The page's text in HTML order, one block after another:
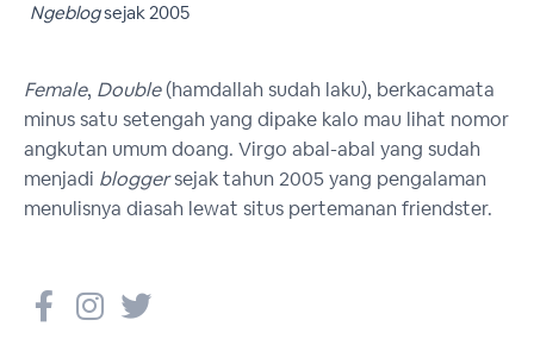
Ngeblogsejak 2005
Female, Double(hamdallah sudah laku), berkacamata
minus satu setengah yang dipake kalo mau lihat nomor
angkutan umum doang. Virgo abal-abal yang sudah
menjadi bloggersejak tahun 2005 yang pengalaman
menulisnya diasah lewat situs pertemanan friendster.